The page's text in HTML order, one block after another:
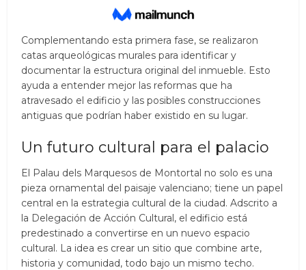
Complementando esta primera fase, se realizaron
catas arqueológicas murales para identificar y
documentar la estructura original del inmueble. Esto
ayuda a entender mejor las reformas que ha
atravesado el edificio y las posibles construcciones
antiguas que podrían haber existido en su lugar.
Un futuro cultural para el palacio
El Palau dels Marquesos de Montortal no solo es una
pieza ornamental del paisaje valenciano; tiene un papel
central en la estrategia cultural de la ciudad. Adscrito a
la Delegación de Acción Cultural, el edificio está
predestinado a convertirse en un nuevo espacio
cultural. La idea es crear un sitio que combine arte,
historia y comunidad, todo bajo un mismo techo.